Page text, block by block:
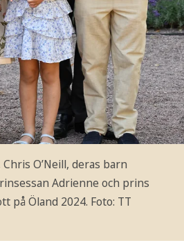
O’Neill, deras barn
Adrienne och prins
på Öland 2024. Foto: TT